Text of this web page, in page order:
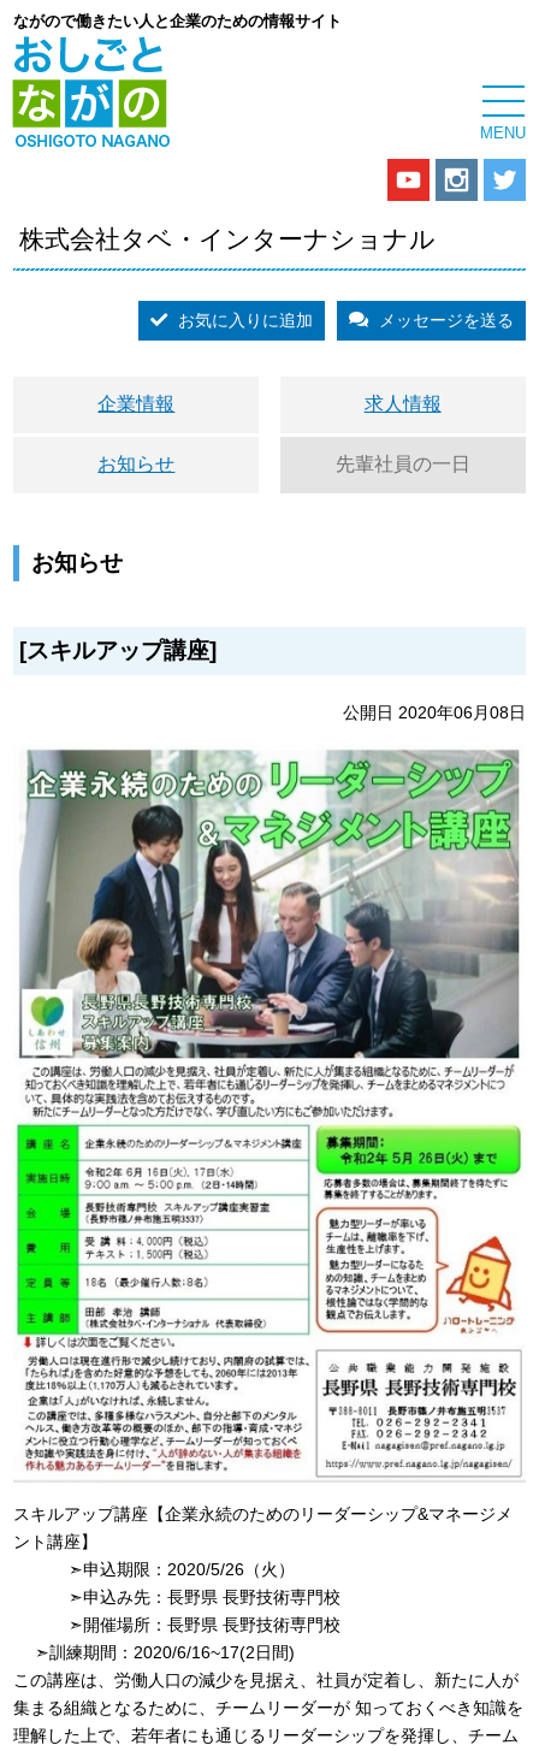
ながので働きたい人と企業のための情報サイト
株式会社タベ・インターナショナル
お気に入りに追加 メッセージを送る
企業情報 求人情報
お知らせ 先輩社員の一日
お知らせ
[スキルアップ講座]
公開日 2020年06月08日
スキルアップ講座【企業永続のためのリーダーシップ&マネージメ
ント講座】
➣申込期限：2020/5/26（火）
➣申込み先：長野県 長野技術専門校
➣開催場所：長野県 長野技術専門校
➣訓練期間：2020/6/16~17(2日間)
この講座は、労働⼈⼝の減少を⾒据え、社員が定着し、新たに⼈が
集まる組織となるために、チームリーダーが 知っておくべき知識を
理解した上で、若年者にも通じるリーダーシップを発揮し、チーム